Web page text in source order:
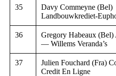
35
Davy Commeyne (Bel)
Landbouwkrediet-
36
Gregory Habeaux (Bel)
— Willems Veranda’s
37
Julien Fouchard (Fra)
Credit En Ligne